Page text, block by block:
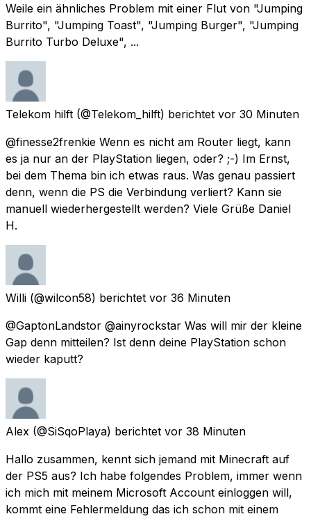
Weile ein ähnliches Problem mit einer Flut von "Jumping
Burrito", "Jumping Toast", "Jumping Burger", "Jumping
Burrito Turbo Deluxe", ...
Telekom hilft (@Telekom_hilft) berichtet vor 30 Minuten
@finesse2frenkie Wenn es nicht am Router liegt, kann
es ja nur an der PlayStation liegen, oder? ;-) Im Ernst,
bei dem Thema bin ich etwas raus. Was genau passiert
denn, wenn die PS die Verbindung verliert? Kann sie
manuell wiederhergestellt werden? Viele Grüße Daniel
H.
Willi (@wilcon58) berichtet vor 36 Minuten
@GaptonLandstor @ainyrockstar Was will mir der kleine
Gap denn mitteilen? Ist denn deine PlayStation schon
wieder kaputt?
Alex (@SiSqoPlaya) berichtet vor 38 Minuten
Hallo zusammen, kennt sich jemand mit Minecraft auf
der PS5 aus? Ich habe folgendes Problem, immer wenn
ich mich mit meinem Microsoft Account einloggen will,
kommt eine Fehlermeldung das ich schon mit einem